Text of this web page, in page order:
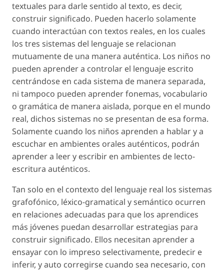
textuales para darle sentido al texto, es decir,
construir significado. Pueden hacerlo solamente
cuando interactúan con textos reales, en los cuales
los tres sistemas del lenguaje se relacionan
mutuamente de una manera auténtica. Los niños no
pueden aprender a controlar el lenguaje escrito
centrándose en cada sistema de manera separada,
ni tampoco pueden aprender fonemas, vocabulario
o gramática de manera aislada, porque en el mundo
real, dichos sistemas no se presentan de esa forma.
Solamente cuando los niños aprenden a hablar y a
escuchar en ambientes orales auténticos, podrán
aprender a leer y escribir en ambientes de lecto-
escritura auténticos.
Tan solo en el contexto del lenguaje real los sistemas
grafofónico, léxico-gramatical y semántico ocurren
en relaciones adecuadas para que los aprendices
más jóvenes puedan desarrollar estrategias para
construir significado. Ellos necesitan aprender a
ensayar con lo impreso selectivamente, predecir e
inferir, y auto corregirse cuando sea necesario, con